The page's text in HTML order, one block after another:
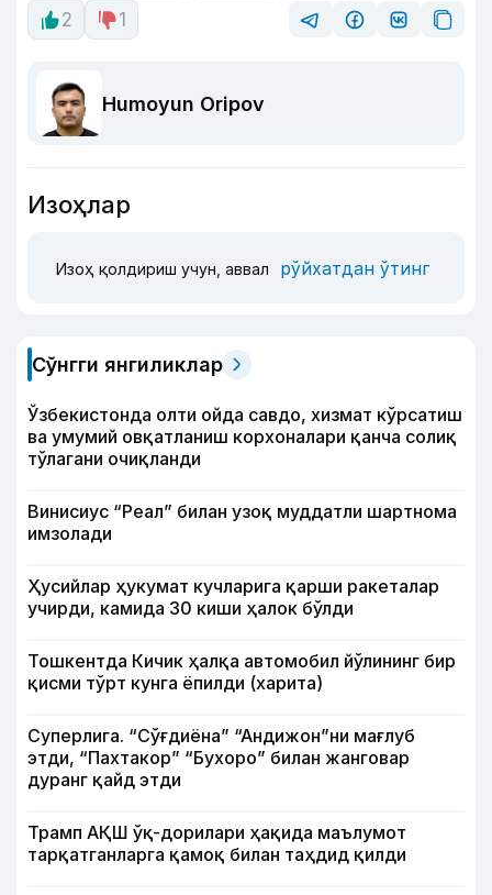
2
1
Humoyun Oripov
Изоҳлар
Изоҳ қолдириш учун, аввал рўйхатдан ўтинг
Сўнгги янгиликлар
Ўзбекистонда олти ойда савдо, хизмат кўрсатиш
ва умумий овқатланиш корхоналари қанча солиқ
тўлагани очиқланди
Винисиус “Реал” билан узоқ муддатли шартнома
имзолади
Ҳусийлар ҳукумат кучларига қарши ракеталар
учирди, камида 30 киши ҳалок бўлди
Тошкентда Кичик ҳалқа автомобил йўлининг бир
қисми тўрт кунга ёпилди (харита)
Суперлига. “Сўғдиёна” “Андижон”ни мағлуб
этди, “Пахтакор” “Бухоро” билан жанговар
дуранг қайд этди
Трамп АҚШ ўқ-дорилари ҳақида маълумот
тарқатганларга қамоқ билан таҳдид қилди